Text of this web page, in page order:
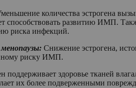
количества эстрогена
способствовать развитию ИМП.
риска инфекций.
Снижение эстрогена,
риску ИМП.
поддерживает здоровье тканей
их более подверженными